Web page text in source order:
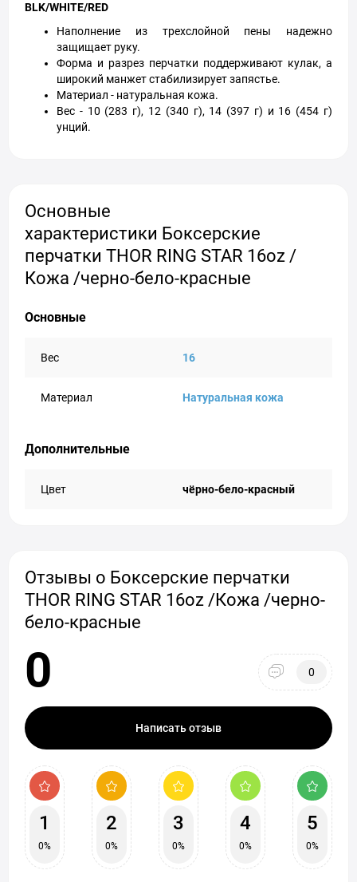
BLK/WHITE/RED
Наполнение из трехслойной пены надежно
защищает руку.
Форма и разрез перчатки поддерживают кулак, а
широкий манжет стабилизирует запястье.
Материал - натуральная кожа.
Вес - 10 (283 г), 12 (340 г), 14 (397 г) и 16 (454 г)
унций.
Основные
характеристики Боксерские
перчатки THOR RING STAR 16oz /
Кожа /черно-бело-красные
Основные
Вес 16
Материал Натуральная кожа
Дополнительные
Цвет чёрно-бело-красный
Отзывы о Боксерские перчатки
THOR RING STAR 16oz /Кожа /черно-
бело-красные
0 0
Написать отзыв
1
0%
2
0%
3
0%
4
0%
5
0%